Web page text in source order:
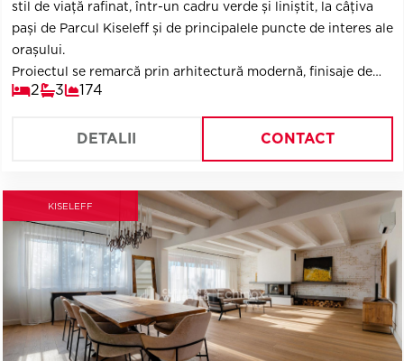
stil de viață rafinat, într-un cadru verde și liniștit, la câțiva
pași de Parcul Kiseleff și de principalele puncte de interes ale
orașului.
Proiectul se remarcă prin arhitectură modernă, finisaje de
înaltă calitate și compartimentări generoase, concepute
pentru confort și funcționalitate. Apartamentele beneficiază
de spații ample, terase largi și lumină naturală din
abundență, adresându-se unui public care apreciază
2 3 174
DETALII CONTACT
KISELEFF